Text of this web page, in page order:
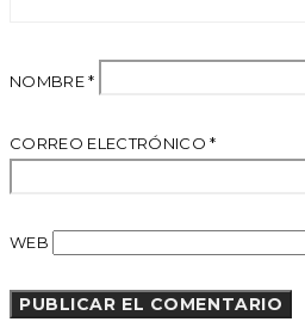
NOMBRE*
CORREO ELECTRÓNICO*
WEB